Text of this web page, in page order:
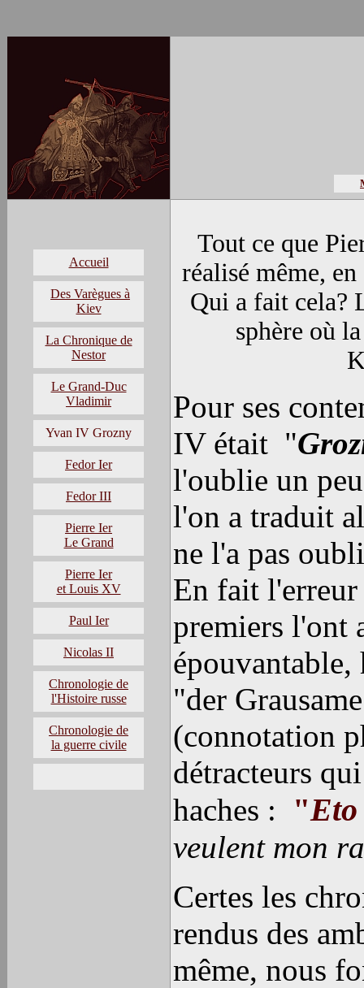
Accueil
Des Varègues à
Kiev
La Chronique de
Nestor
Le Grand-Duc
Vladimir
Yvan IV Grozny
Fedor Ier
Fedor III
Pierre Ier
Le Grand
Pierre Ier
et Louis XV
Paul Ier
Nicolas II
Chronologie de
l'Histoire russe
Chronologie de
la guerre civile
Tout ce que
réalisé même,
Qui a fait cela?
sphère où
Pour ses
IV était "
l'oublie un
l'on a traduit
ne l'a pas
En fait l'erreur
premiers l'ont
"der
(connotation
détracteurs
haches :
"Eto
veulent mon
Certes les
rendus des
même, nous